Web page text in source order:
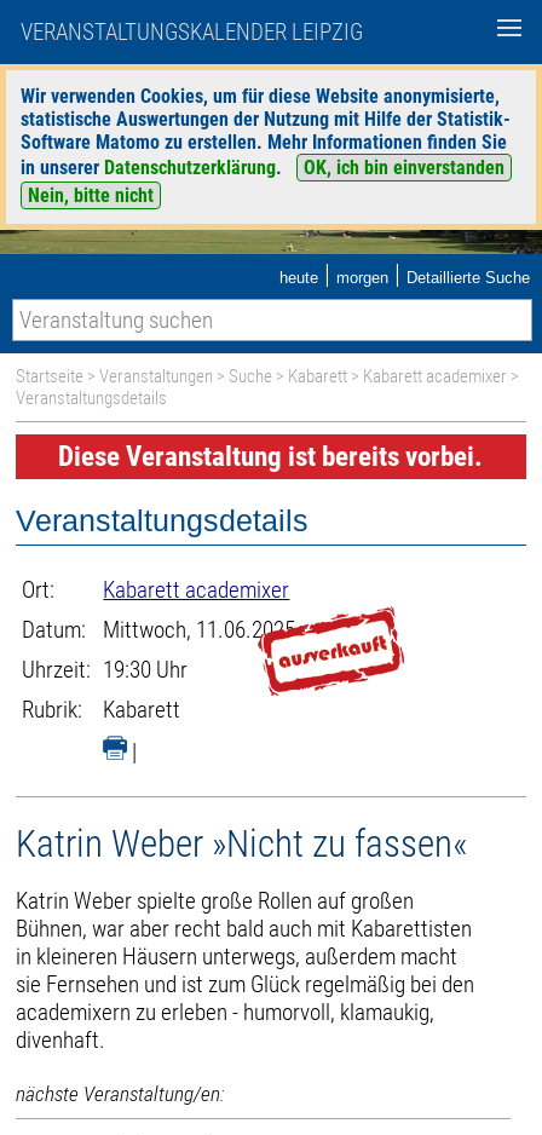
VERANSTALTUNGSKALENDER LEIPZIG
Wir verwenden Cookies, um für diese Website anonymisierte,
statistische Auswertungen der Nutzung mit Hilfe der Statistik-
Software Matomo zu erstellen. Mehr Informationen finden Sie
in unserer Datenschutzerklärung.
OK, ich bin einverstanden
Nein, bitte nicht
heute | morgen | Detaillierte Suche
Startseite >Veranstaltungen > Suche > Kabarett > Kabarett academixer >
Veranstaltungsdetails
Diese Veranstaltung ist bereits vorbei.
Veranstaltungsdetails
Ort:
Kabarett academixer
Datum:
Mittwoch, 11.06.2025
Uhrzeit: 19:30 Uhr
Rubrik:
Kabarett
|
Katrin Weber »Nicht zu fassen«
Katrin Weber spielte große Rollen auf großen
Bühnen, war aber recht bald auch mit Kabarettisten
in kleineren Häusern unterwegs, außerdem macht
sie Fernsehen und ist zum Glück regelmäßig bei den
academixern zu erleben - humorvoll, klamaukig,
divenhaft.
nächste Veranstaltung/en: